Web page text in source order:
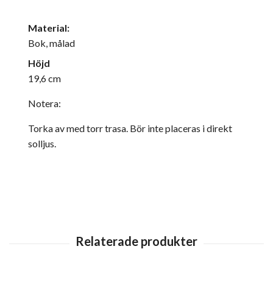
Material:
Bok, målad
Höjd
19,6 cm
Notera:
Torka av med torr trasa. Bör inte placeras i direkt
solljus.